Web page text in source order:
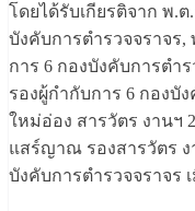
โดยได้รับเกียรติจาก พ.
บังคับการตำรวจจราจร
การ 6 กองบังคับการตำ
รองผู้กำกับการ 6 กองบั
ใหม่อ่อง สารวัตร งานฯ
แสร์ญาณ รองสารวัตร ง
บังคับการตำรวจจราจร